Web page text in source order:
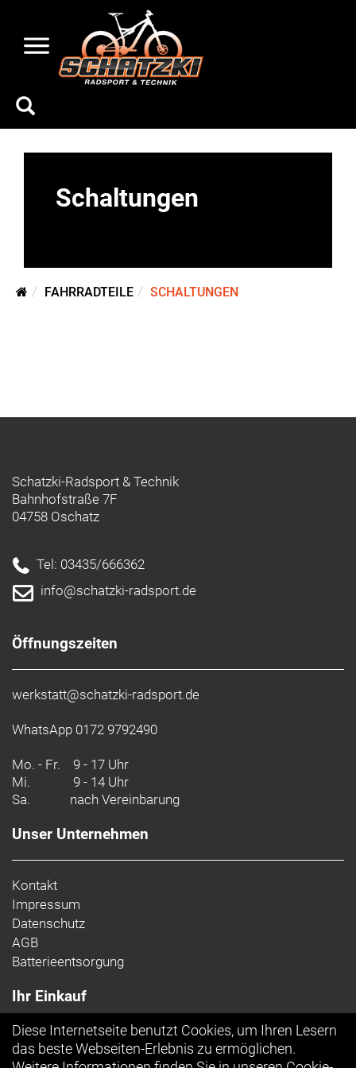
Schaltungen
FAHRRADTEILE SCHALTUNGEN
Schatzki-Radsport & Technik
Bahnhofstraße 7F
04758 Oschatz
Tel: 03435/666362
info@schatzki-radsport.de
Öffnungszeiten
werkstatt@schatzki-radsport.de
WhatsApp 0172 9792490
Mo. - Fr. 9 - 17 Uhr
Mi.
9 - 14 Uhr
Sa.
nach Vereinbarung
Unser Unternehmen
Kontakt
Impressum
Datenschutz
AGB
Batterieentsorgung
Ihr Einkauf
Top Artikel
Diese Internetseite benutzt Cookies, um Ihren Lesern
das beste Webseiten-Erlebnis zu ermöglichen.